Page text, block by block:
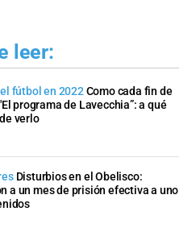
leer:
fútbol en 2022Como cada fin de
programa de Lavecchia”: a qué
verlo
Disturbios en el Obelisco:
a un mes de prisión efectiva a uno